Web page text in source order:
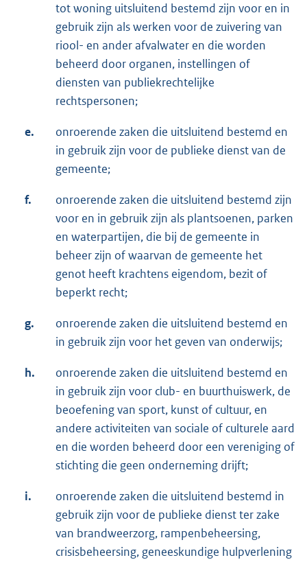
tot woning uitsluitend bestemd zijn voor en in
gebruik zijn als werken voor de zuivering van
riool- en ander afvalwater en die worden
beheerd door organen, instellingen of
diensten van publiekrechtelijke
rechtspersonen;
e.
onroerende zaken die uitsluitend bestemd en
in gebruik zijn voor de publieke dienst van de
gemeente;
f.
onroerende zaken die uitsluitend bestemd zijn
voor en in gebruik zijn als plantsoenen, parken
en waterpartijen, die bij de gemeente in
beheer zijn of waarvan de gemeente het
genot heeft krachtens eigendom, bezit of
beperkt recht;
g.
onroerende zaken die uitsluitend bestemd en
in gebruik zijn voor het geven van onderwijs;
h.
onroerende zaken die uitsluitend bestemd en
in gebruik zijn voor club- en buurthuiswerk, de
beoefening van sport, kunst of cultuur, en
andere activiteiten van sociale of culturele aard
en die worden beheerd door een vereniging of
stichting die geen onderneming drijft;
i.
onroerende zaken die uitsluitend bestemd in
gebruik zijn voor de publieke dienst ter zake
van brandweerzorg, rampenbeheersing,
crisisbeheersing, geneeskundige hulpverlening